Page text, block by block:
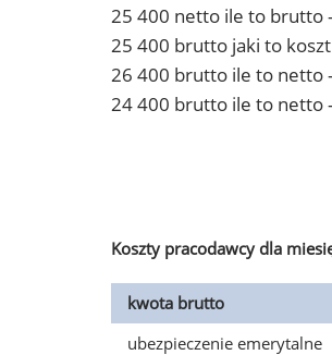
25 400 netto ile to brutto
25 400 brutto jaki to
26 400 brutto ile to netto
24 400 brutto ile to netto
Koszty pracodawcy dla
kwota brutto
ubezpieczenie emerytalne